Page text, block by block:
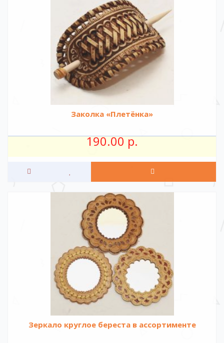
Заколка «Плетёнка»
190.00 р.
Зеркало круглое береста в ассортименте